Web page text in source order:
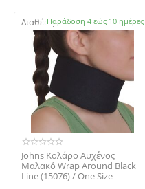
Διαθέσιμο:Παράδοση 4 εώς 10 ημέρες
Johns Κολάρο Αυχένος
Μαλακό Wrap Around Black
Line (15076) / Οne Size